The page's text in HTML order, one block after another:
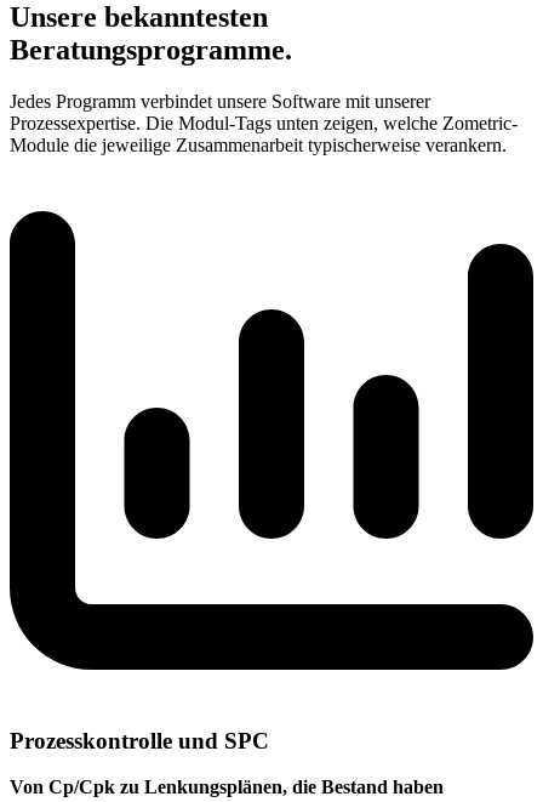
Unsere bekanntesten
Beratungsprogramme.
Jedes Programm verbindet unsere Software mit unserer
Prozessexpertise. Die Modul-Tags unten zeigen, welche Zometric-
Module die jeweilige Zusammenarbeit typischerweise verankern.
Prozesskontrolle und SPC
Von Cp/Cpk zu Lenkungsplänen, die Bestand haben